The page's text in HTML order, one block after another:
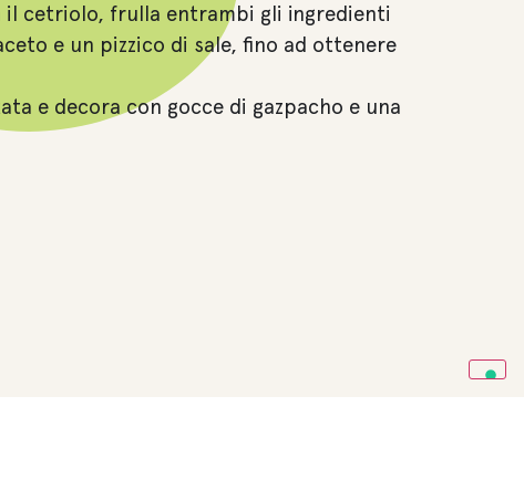
cetriolo, frulla entrambi gli ingredienti
e un pizzico di sale, fino ad ottenere
e decora con gocce di gazpacho e una